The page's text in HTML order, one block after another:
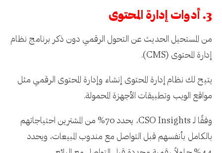
3. أدوات إدارة المحتوى
من المستحيل الحديث عن التحول الرقمي دون ذكر برنامج نظام
إدارة المحتوى (CMS).
يتيح لك نظام إدارة المحتوى إنشاء وإدارة المحتوى الرقمي مثل
مواقع الويب وتطبيقات الأجهزة المحمولة.
وفقًا لـ CSO Insights، يحدد 70% من المشترين احتياجاتهم
بالكامل بأنفسهم قبل التواصل مع مندوب المبيعات، ويحدد